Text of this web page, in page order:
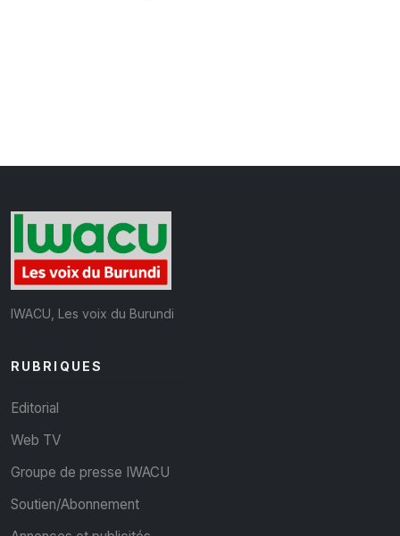
IWACU, Les voix du Burundi
RUBRIQUES
Editorial
Web TV
Groupe de presse IWACU
Soutien/Abonnement